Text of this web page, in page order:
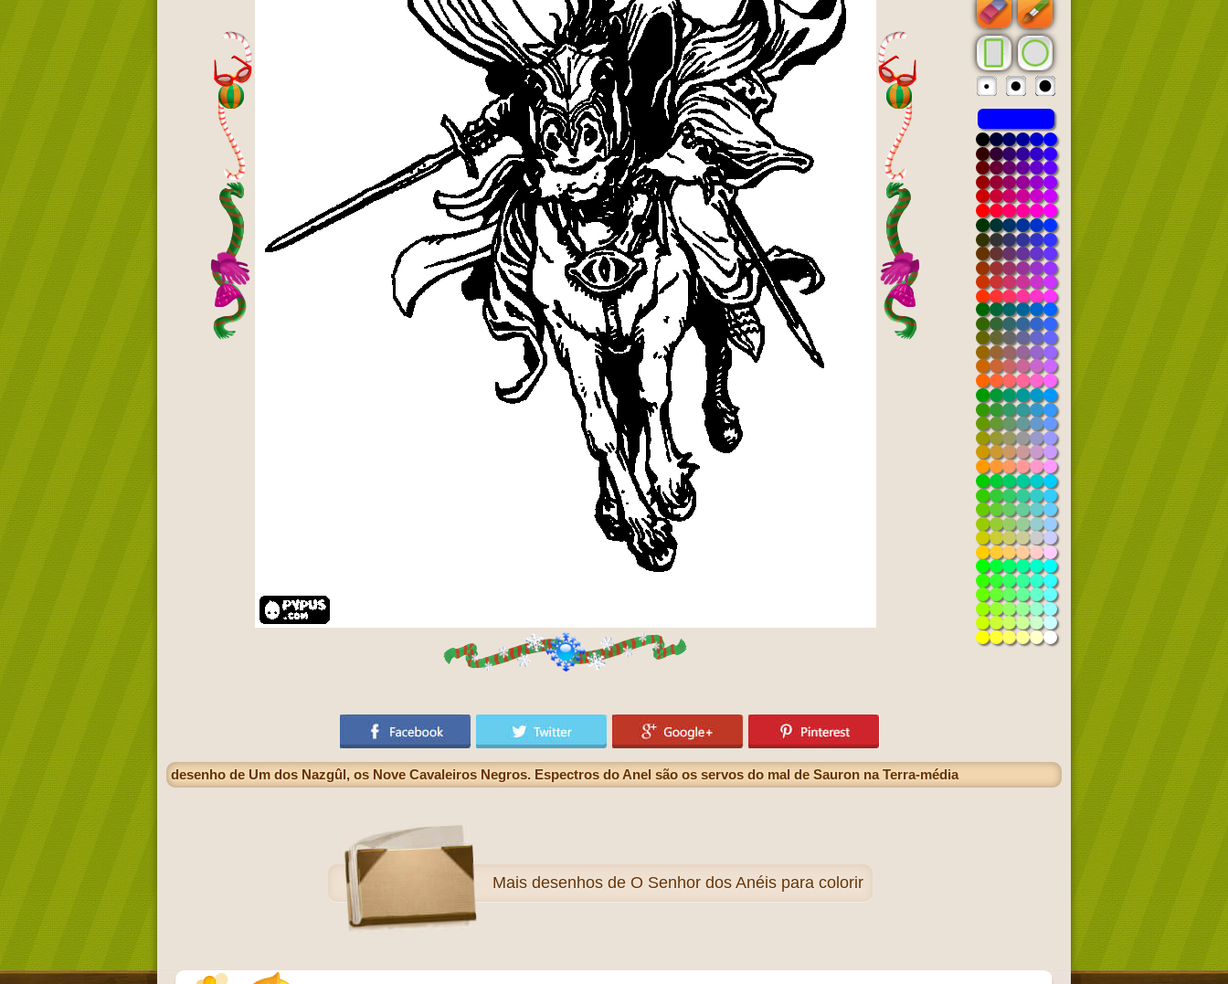
desenho de Um dos Nazgûl, os Nove Cavaleiros Negros. Espectros do Anel são os servos do mal de Sauron na Terra-média
Mais desenhos de O Senhor dos Anéis para colorir